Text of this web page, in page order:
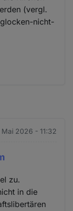
(vergl.
nicht-
Mai 2026 - 11:32
zu.
in die